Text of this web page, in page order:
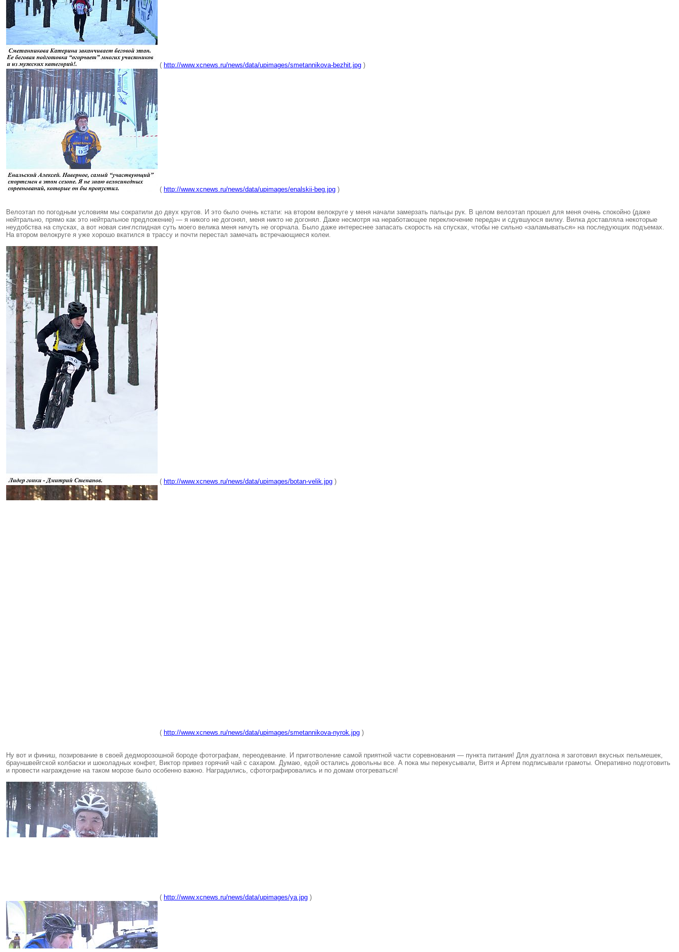
( http://www.xcnews.ru/news/data/upimages/smetannikova-bezhit.jpg )
( http://www.xcnews.ru/news/data/upimages/enalskii-beg.jpg )
Велоэтап по погодным условиям мы сократили до двух кругов. И это было очень кстати: на втором велокруге у меня начали замерзать пальцы рук. В целом велоэтап прошел для меня очень спокойно (даже
нейтрально, прямо как это нейтральное предложение) — я никого не догонял, меня никто не догонял. Даже несмотря на неработающее переключение передач и сдувшуюся вилку. Вилка доставляла некоторые
неудобства на спусках, а вот новая синглспидная суть моего велика меня ничуть не огорчала. Было даже интереснее запасать скорость на спусках, чтобы не сильно «заламываться» на последующих подъемах.
На втором велокруге я уже хорошо вкатился в трассу и почти перестал замечать встречающиеся колеи.
( http://www.xcnews.ru/news/data/upimages/botan-velik.jpg )
( http://www.xcnews.ru/news/data/upimages/smetannikova-nyrok.jpg )
Ну вот и финиш, позирование в своей дедморозошной бороде фотографам, переодевание. И приготволение самой приятной части соревнования — пункта питания! Для дуатлона я заготовил вкусных пельмешек,
брауншвейгской колбаски и шоколадных конфет, Виктор привез горячий чай с сахаром. Думаю, едой остались довольны все. А пока мы перекусывали, Витя и Артем подписывали грамоты. Оперативно подготовить
и провести награждение на таком морозе было особенно важно. Наградились, сфотографировались и по домам отогреваться!
( http://www.xcnews.ru/news/data/upimages/ya.jpg )